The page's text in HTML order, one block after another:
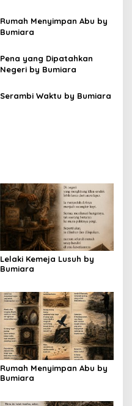
Rumah Menyimpan Abu by
Bumiara
Pena yang Dipatahkan
Negeri by Bumiara
Serambi Waktu by Bumiara
Lelaki Kemeja Lusuh by
Bumiara
Rumah Menyimpan Abu by
Bumiara